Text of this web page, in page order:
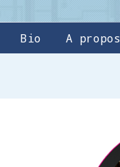
Bio A propos